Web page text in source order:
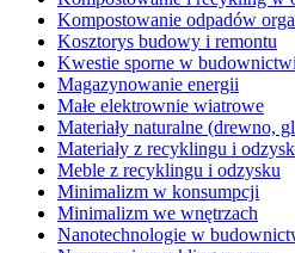
Kompostowanie odpadów
Kosztorys budowy i remontu
Kwestie sporne w
Magazynowanie energii
Małe elektrownie wiatrowe
Materiały naturalne (drewno,
Materiały z recyklingu i
Meble z recyklingu i odzysku
Minimalizm w konsumpcji
Minimalizm we wnętrzach
Nanotechnologie w